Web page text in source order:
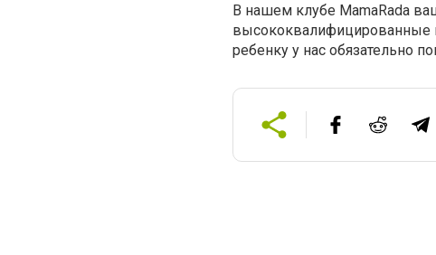
В нашем клубе MamaRada
высококвалифицированные
ребенку у нас обязательно